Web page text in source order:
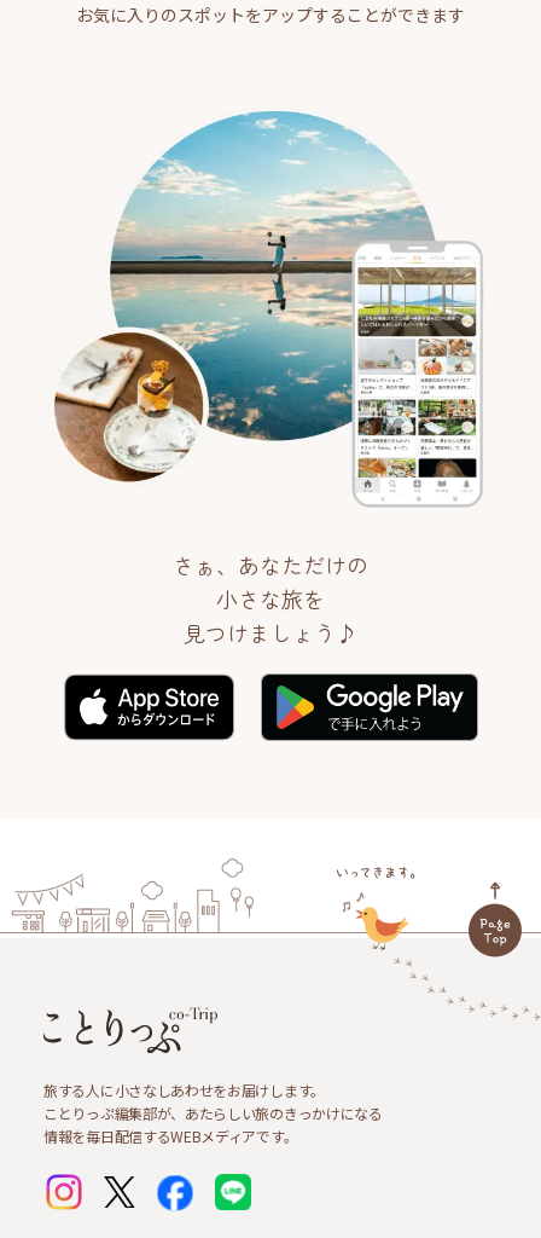
お気に入りのスポットをアップすることができます
さぁ、あなただけの
小さな旅を
見つけましょう♪
旅する人に小さなしあわせをお届けします。
ことりっぷ編集部が、あたらしい旅のきっかけになる
情報を毎日配信するWEBメディアです。